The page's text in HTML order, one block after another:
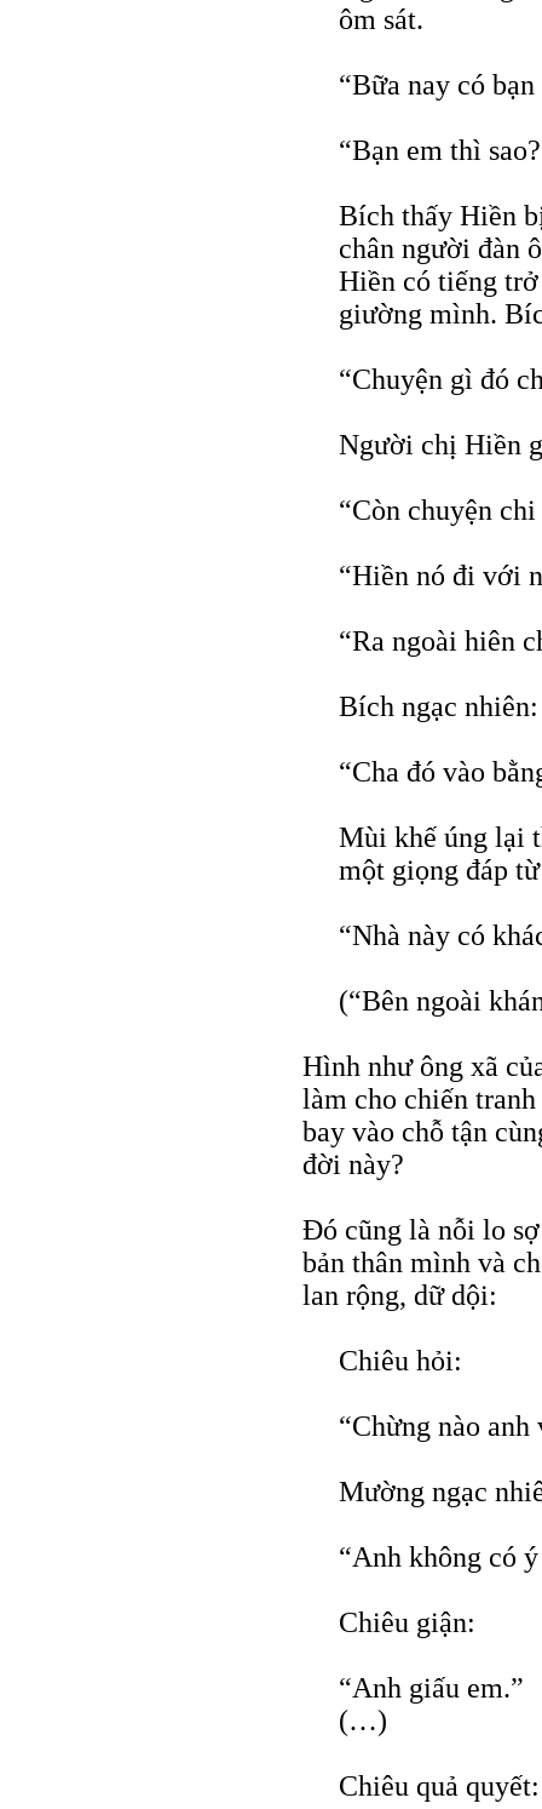
ôm sát.
“Bữa nay có
“Bạn em thì
Bích thấy Hiền
chân người đàn
Hiền có tiếng
giường mình.
“Chuyện gì đó
Người chị Hiền
“Còn chuyện chi
“Hiền nó đi với
“Ra ngoài hiên
Bích ngạc nhiên:
“Cha đó vào
Mùi khế úng lại
một giọng đáp
“Nhà này có
(“Bên ngoài
Hình như ông xã
làm cho chiến
bay vào chỗ tận
đời này?
Ðó cũng là nỗi lo
bản thân mình và
lan rộng, dữ dội:
Chiêu hỏi:
“Chừng nào
Mường ngạc
“Anh không có
Chiêu giận:
“Anh giấu em.”
(…)
Chiêu quả quyết: